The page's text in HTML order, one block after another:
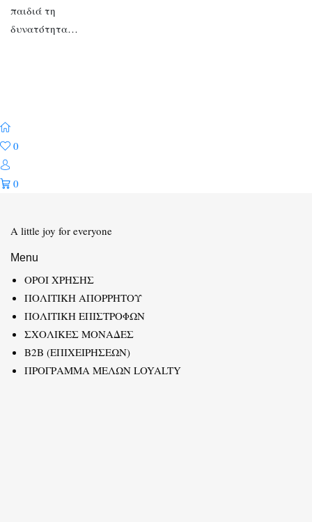
παιδιά τη
δυνατότητα…
0
0
A little joy for everyone
Menu
ΟΡΟΙ ΧΡΗΣΗΣ
ΠΟΛΙΤΙΚΗ ΑΠΟΡΡΗΤΟΥ
ΠΟΛΙΤΙΚΗ ΕΠΙΣΤΡΟΦΩΝ
ΣΧΟΛΙΚΕΣ ΜΟΝΑΔΕΣ
B2B (ΕΠΙΧΕΙΡΗΣΕΩΝ)
ΠΡΟΓΡΑΜΜΑ ΜΕΛΩΝ LOYALTY